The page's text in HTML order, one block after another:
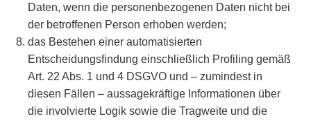
Daten, wenn die personenbezogenen Daten nicht bei
der betroffenen Person erhoben werden;
das Bestehen einer automatisierten
Entscheidungsfindung einschließlich Profiling gemäß
Art. 22 Abs. 1 und 4 DSGVO und – zumindest in
diesen Fällen – aussagekräftige Informationen über
die involvierte Logik sowie die Tragweite und die